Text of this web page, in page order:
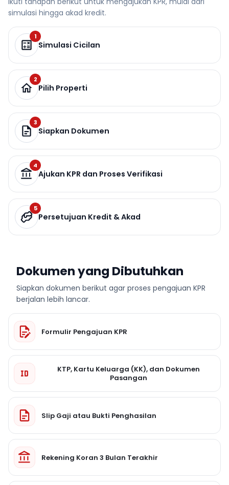
simulasi hingga akad kredit.
1
Simulasi Cicilan
2
Pilih Properti
3
Siapkan Dokumen
4
Ajukan KPR dan Proses Verifikasi
5
Persetujuan Kredit & Akad
Dokumen yang Dibutuhkan
Siapkan dokumen berikut agar proses pengajuan KPR
berjalan lebih lancar.
Formulir Pengajuan KPR
KTP, Kartu Keluarga (KK), dan Dokumen
Pasangan
Slip Gaji atau Bukti Penghasilan
Rekening Koran 3 Bulan Terakhir